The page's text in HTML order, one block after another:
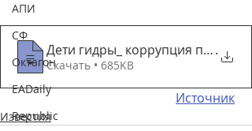
АПИ
СФ
Октагон
EADaily
Republic
Дети гидры_ коррупция перешла
.
Скачать • 685KB
Источник
Известия